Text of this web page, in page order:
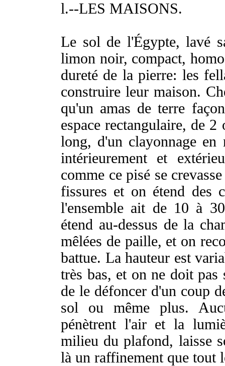
l.--LES MAISONS.
Le sol de l'Égypte, lavé
limon noir, compact,
dureté de la pierre: les
construire leur maison.
qu'un amas de terre
espace rectangulaire, de
long, d'un clayonnage en
intérieurement et
comme ce pisé se
fissures et on étend des
l'ensemble ait de 10 à
étend au-dessus de la
mêlées de paille, et on
battue. La hauteur est
très bas, et on ne doit pas
de le défoncer d'un coup
sol ou même plus.
pénètrent l'air et la
milieu du plafond, laisse
là un raffinement que tout